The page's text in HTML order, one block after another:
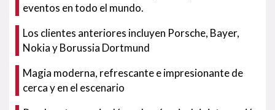
eventos en todo el mundo.
Los clientes anteriores incluyen Porsche, Bayer,
Nokia y Borussia Dortmund
Magia moderna, refrescante e impresionante de
cerca y en el escenario